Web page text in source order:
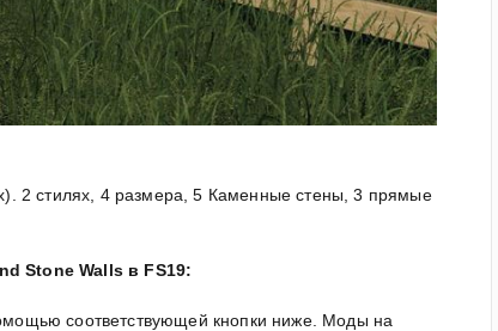
2 стилях, 4 размера, 5 Каменные стены, 3 прямые
Stone Walls в FS19:
соответствующей кнопки ниже. Моды на